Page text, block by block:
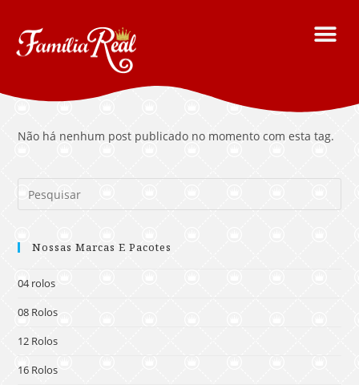
Não há nenhum post publicado no momento com esta tag.
Nossas Marcas E Pacotes
04 rolos
08 Rolos
12 Rolos
16 Rolos